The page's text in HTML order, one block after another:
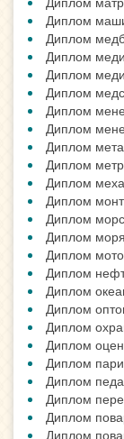
Диплом
Диплом
Диплом
Диплом
Диплом
Диплом
Диплом
Диплом
Диплом
Диплом
Диплом
Диплом
Диплом
Диплом
Диплом
Диплом
Диплом
Диплом
Диплом
Диплом
Диплом
Диплом
Диплом
Диплом